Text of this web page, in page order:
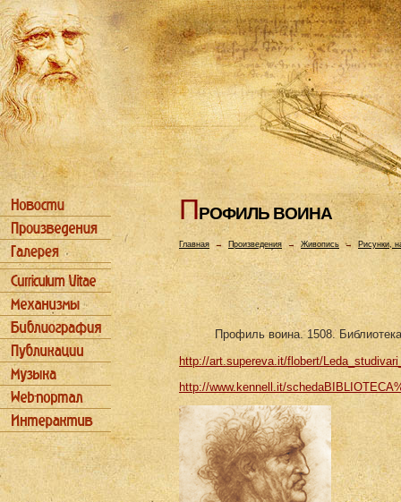
ПРОФИЛЬ ВОИHА
Главная→ Произведения → Живопись → Рисунки,
Профиль воина. 1508.
http://art.supereva.it/flobert/
http://www.kennell.it/